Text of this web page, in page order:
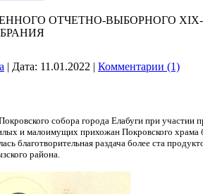
ОТЧЕТНО-ВЫБОРНОГО ХIХ-
| Дата: 11.01.2022 | Комментарии (1)
собора города Елабуги при участии
и малоимущих прихожан Покровского храма
благотворительная раздача более ста
района.